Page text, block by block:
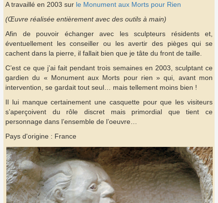
A travaillé en 2003 sur le Monument aux Morts pour Rien
(Œuvre réalisée entièrement avec des outils à main)
Afin de pouvoir échanger avec les sculpteurs résidents et,
éventuellement les conseiller ou les avertir des pièges qui se
cachent dans la pierre, il fallait bien que je tâte du front de taille.
C’est ce que j’ai fait pendant trois semaines en 2003, sculptant ce
gardien du « Monument aux Morts pour rien » qui, avant mon
intervention, se gardait tout seul… mais tellement moins bien !
Il lui manque certainement une casquette pour que les visiteurs
s’aperçoivent du rôle discret mais primordial que tient ce
personnage dans l’ensemble de l’oeuvre…
Pays d'origine : France